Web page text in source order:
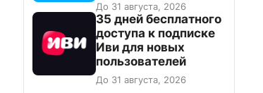
До 31 августа, 2026
35 дней бесплатного
доступа к подписке
Иви для новых
пользователей
До 31 августа, 2026